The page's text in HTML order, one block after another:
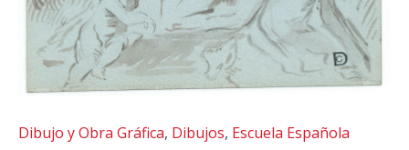
Dibujo y Obra Gráfica, Dibujos, Escuela Española